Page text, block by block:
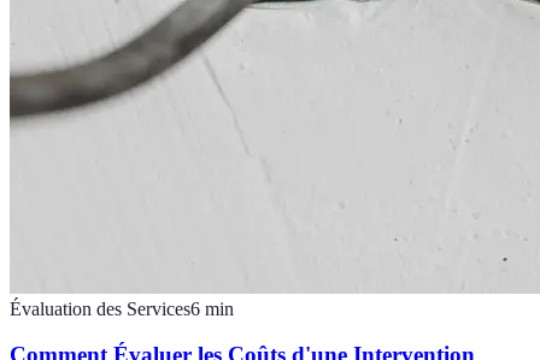
Évaluation des Services6 min